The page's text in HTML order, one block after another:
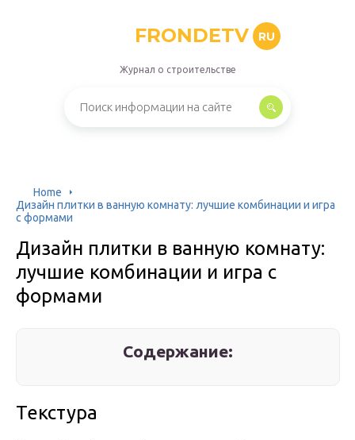
FRONDETV RU
Журнал о строительстве
Home
Дизайн плитки в ванную комнату: лучшие комбинации и игра
с формами
Дизайн плитки в ванную комнату:
лучшие комбинации и игра с
формами
Содержание:
Текстура